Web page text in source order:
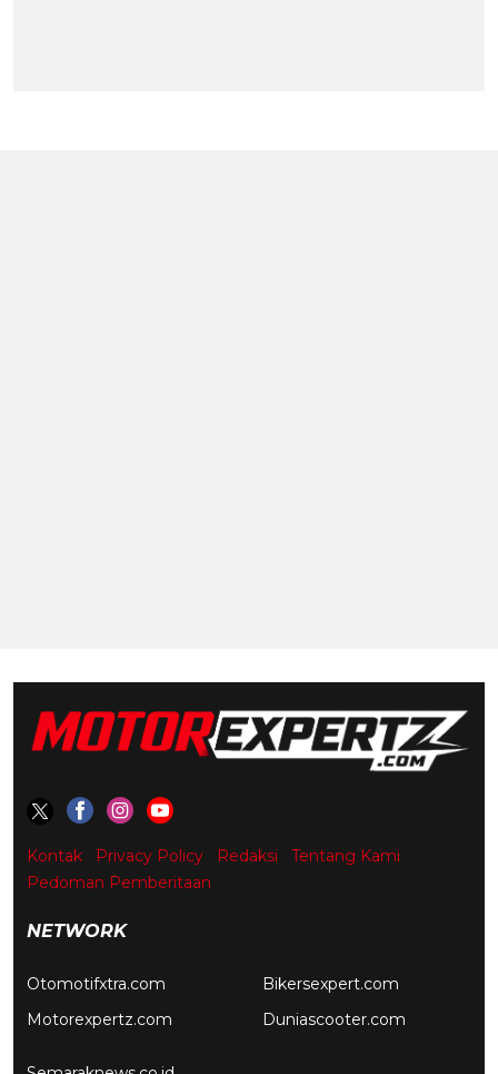
Kontak Privacy Policy Redaksi
Tentang Kami
Pedoman Pemberitaan
NETWORK
Otomotifxtra.com
Motorexpertz.com
Bikersexpert.com
Duniascooter.com